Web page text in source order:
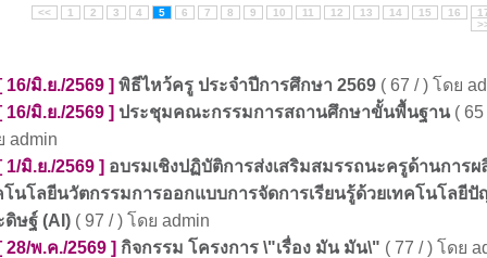
<< 1 2 3 4 5 6 7 8 9 10 11 12 13 14 15 16
16/มิ.ย./2569 ] พิธีไหว้ครู ประจำปีการศึกษา 2569 ( 67 / ) โดย
16/มิ.ย./2569 ] ประชุมคณะกรรมการสถานศึกษาขั้นพื้นฐาน( 65
admin
1/มิ.ย./2569 ] อบรมเชิงปฏิบัติการส่งเสริมสมรรถนะครูด้านการผ
โนโลยีนวัตกรรมการออกแบบการจัดการเรียนรู้ด้วยเทคโนโลยี
ดิษฐ์ (AI) ( 97 / ) โดย admin
28/พ.ค./2569 ] กิจกรรม โครงการ \"เรื่อง มัน มัน\" ( 77 / ) โดย